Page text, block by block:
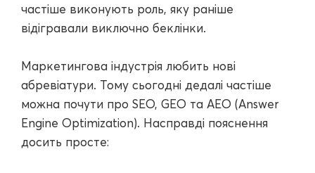
частіше виконують роль, яку раніше
відігравали виключно беклінки.
Маркетингова індустрія любить нові
абревіатури. Тому сьогодні дедалі частіше
можна почути про SEO, GEO та AEO (Answer
Engine Optimization). Насправді пояснення
досить просте: